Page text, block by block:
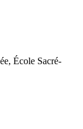
École Sacré-